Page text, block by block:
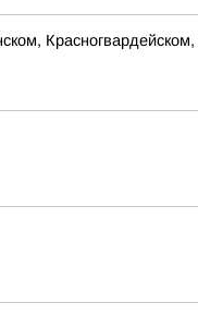
Красногвардейском,